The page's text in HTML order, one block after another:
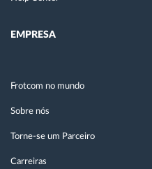
EMPRESA
Frotcom no mundo
Sobre nós
Torne-se um Parceiro
Carreiras